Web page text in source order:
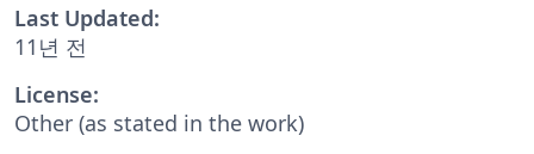
Last Updated:
11년 전
License:
Other (as stated in the work)